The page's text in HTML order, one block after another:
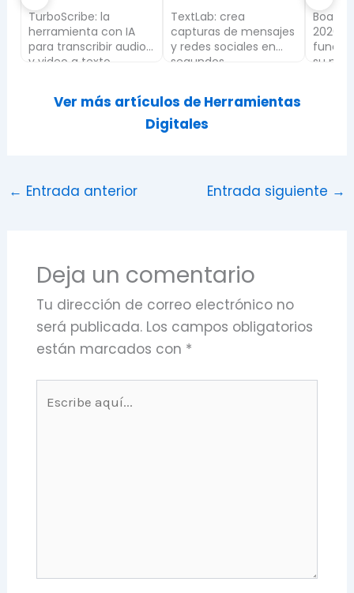
TurboScribe: la
herramienta con IA
para transcribir audio
y video a texto
TextLab: crea
capturas de mensajes
y redes sociales en
segundos
2026:
su
Ver más artículos de Herramientas
Digitales
← Entrada anterior Entrada siguiente →
Deja un comentario
Tu dirección de correo electrónico no
será publicada. Los campos obligatorios
están marcados con *
aquí...